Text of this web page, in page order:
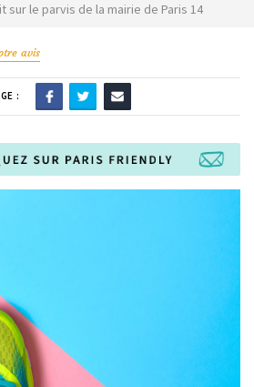
sur le parvis de la mairie de Paris 14
avis
: